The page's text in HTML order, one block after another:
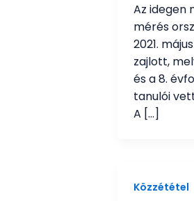
Az idegen
mérés
2021.
zajlott,
és a 8.
tanulói
A […]
Közzététel